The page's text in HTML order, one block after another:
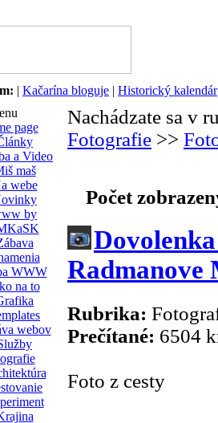
| Kačarína bloguje | Historický kalendár
page
a Video
maš
webe
by
WWW
na to
webov
Nachádzate sa v
Fotografie >>
Počet
Radmanove
Rubrika:
Prečítané: 6504
Foto z cesty